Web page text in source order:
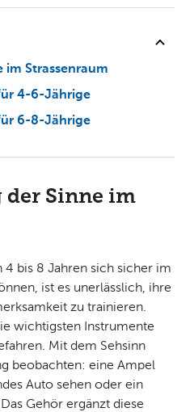
im Strassenraum
4-6-Jährige
6-8-Jährige
der Sinne im
bis 8 Jahren sich sicher im
ist es unerlässlich, ihre
zu trainieren.
wichtigsten Instrumente
Mit dem Sehsinn
beobachten: eine Ampel
Auto sehen oder ein
Gehör ergänzt diese